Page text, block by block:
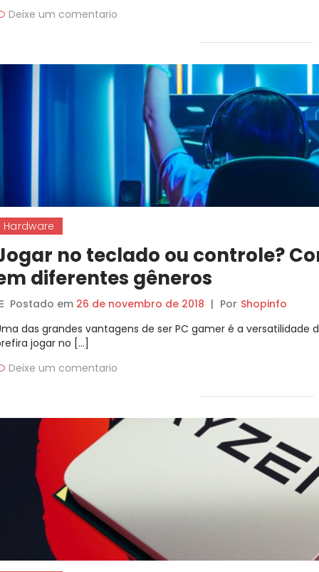
Deixe um comentario
Hardware
no teclado ou controle?
diferentes gêneros
Postado em 26 de novembro de 2018 | Por Shopinfo
das grandes vantagens de ser PC gamer é a versatilidade
jogar no […]
Deixe um comentario